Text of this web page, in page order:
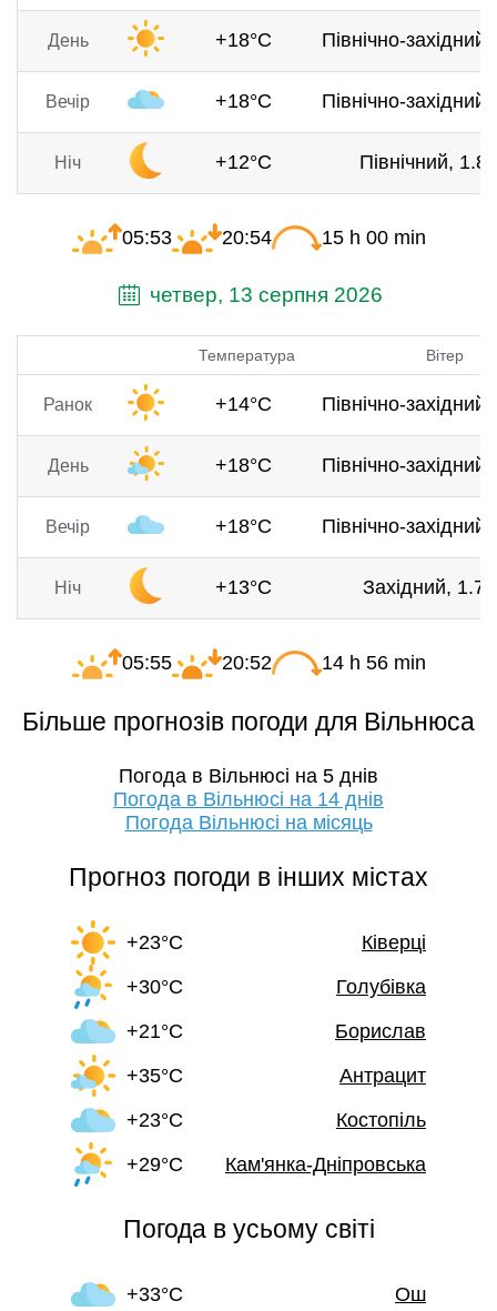
День +18°C Північно-
Вечір +18°C Північно-
Ніч +12°C Північний, 1.8
05:53 20:54 15 h 00 min
четвер, 13 серпня 2026
Температура Вітер
Ранок +14°C Північно-
День +18°C Північно-
Вечір +18°C Північно-
Ніч +13°C Західний, 1.7
05:55 20:52 14 h 56 min
Більше прогнозів погоди для Вільнюса
Погода в Вільнюсі на 5 днів
Погода в Вільнюсі на 14 днів
Погода Вільнюсі на місяць
Прогноз погоди в інших містах
+23°C
Ківерці
+30°C
Голубівка
+21°C
Борислав
+35°C
Антрацит
+23°C
Костопіль
+29°C
Кам'янка-Дніпровська
Погода в усьому світі
+33°C Ош